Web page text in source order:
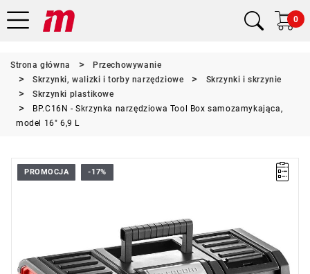
0
Strona główna
Przechowywanie
Skrzynki, walizki i torby narzędziowe
Skrzynki i skrzynie
Skrzynki plastikowe
BP.C16N - Skrzynka narzędziowa Tool Box samozamykająca,
model 16" 6,9 L
PROMOCJA -17%